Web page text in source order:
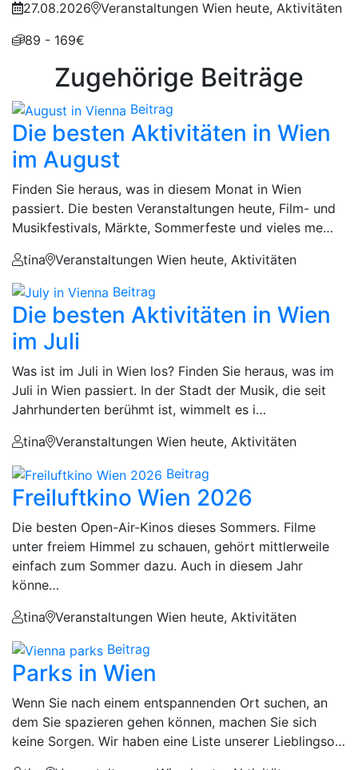
27.08.2026
Veranstaltungen Wien heute, Aktivitäten
89 - 169€
Zugehörige Beiträge
Beitrag
Die besten Aktivitäten in Wien
im August
Finden Sie heraus, was in diesem Monat in Wien
passiert. Die besten Veranstaltungen heute, Film- und
Musikfestivals, Märkte, Sommerfeste und vieles me…
tina
Veranstaltungen Wien heute, Aktivitäten
Beitrag
Die besten Aktivitäten in Wien
im Juli
Was ist im Juli in Wien los? Finden Sie heraus, was im
Juli in Wien passiert. In der Stadt der Musik, die seit
Jahrhunderten berühmt ist, wimmelt es i…
tina
Veranstaltungen Wien heute, Aktivitäten
Beitrag
Freiluftkino Wien 2026
Die besten Open-Air-Kinos dieses Sommers. Filme
unter freiem Himmel zu schauen, gehört mittlerweile
einfach zum Sommer dazu. Auch in diesem Jahr
könne…
tina
Veranstaltungen Wien heute, Aktivitäten
Beitrag
Parks in Wien
Wenn Sie nach einem entspannenden Ort suchen, an
dem Sie spazieren gehen können, machen Sie sich
keine Sorgen. Wir haben eine Liste unserer Lieblingso…